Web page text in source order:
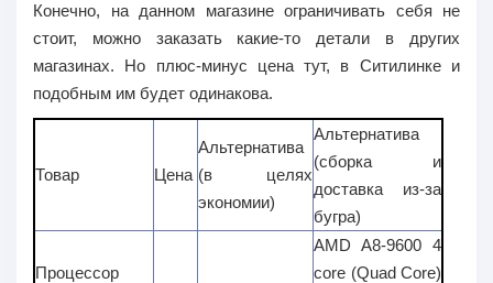
Конечно, на данном магазине ограничивать себя не
стоит, можно заказать какие-то детали в других
магазинах. Но плюс-минус цена тут, в Ситилинке и
подобным им будет одинакова.
Товар Цена
Альтернатива
(в целях
экономии)
Альтернатива
(сборка и
доставка из-за
бугра)
Процессор
AMD A8-9600 4
core (Quad Core)